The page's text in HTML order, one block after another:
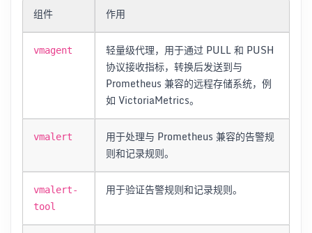
组件 作用
vmagent
轻量级代理，用于通过 PULL 和 PUSH
协议接收指标，转换后发送到与
Prometheus 兼容的远程存储系统，例
如 VictoriaMetrics。
vmalert
用于处理与 Prometheus 兼容的告警规
则和记录规则。
vmalert-
tool
用于验证告警规则和记录规则。